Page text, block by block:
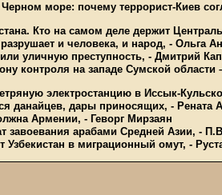
море: почему террорист-Киев
Кто на самом деле держит
и человека, и народ, - Ольга
уличную преступность, - Дмитрий
контроля на западе Сумской области
электростанцию в Иссык-
данайцев, дары приносящих, - Рената
Армении, - Геворг Мирзаян
завоевания арабами Средней Азии, -
Узбекистан в миграционный омут, -